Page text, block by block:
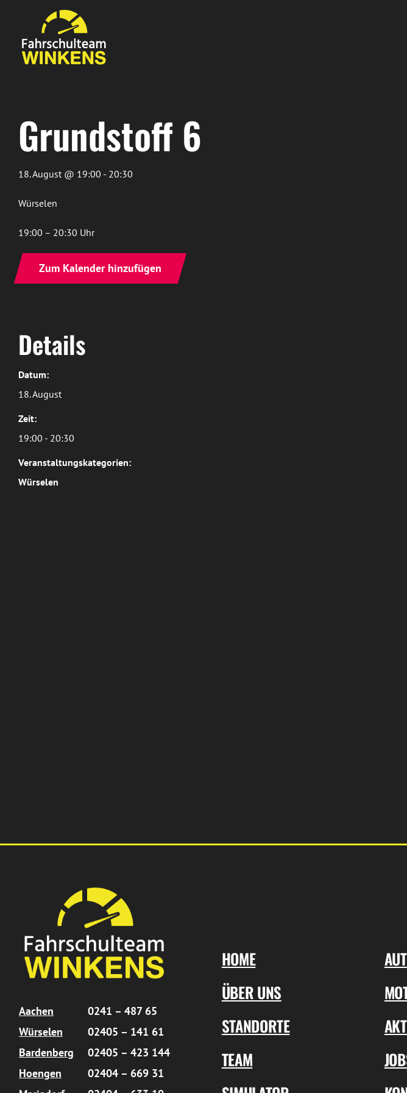
springen
Grundstoff 6
18. August @ 19:00 - 20:30
Würselen
19:00 – 20:30 Uhr
Zum Kalender hinzufügen
Details
Datum:
18. August
Zeit:
19:00 - 20:30
Veranstaltungskategorien:
Würselen
Aachen
0241 – 487 65
Würselen
02405 – 141 61
Bardenberg
02405 – 423 144
Hoengen
02404 – 669 31
HOME
ÜBER UNS
STANDORTE
TEAM